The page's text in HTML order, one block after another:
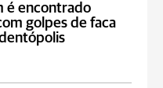
é encontrado
golpes de faca